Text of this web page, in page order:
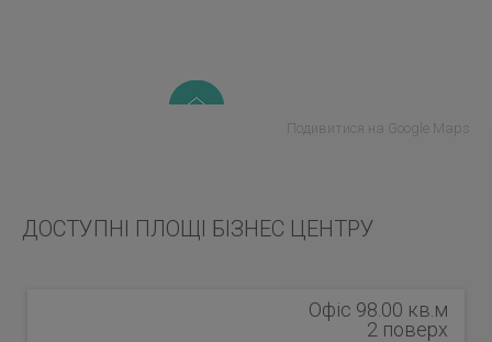
Подивитися на Google Maps
ДОСТУПНІ ПЛОЩІ БІЗНЕС ЦЕНТРУ
Офіс 98.00 кв.м
2 поверх